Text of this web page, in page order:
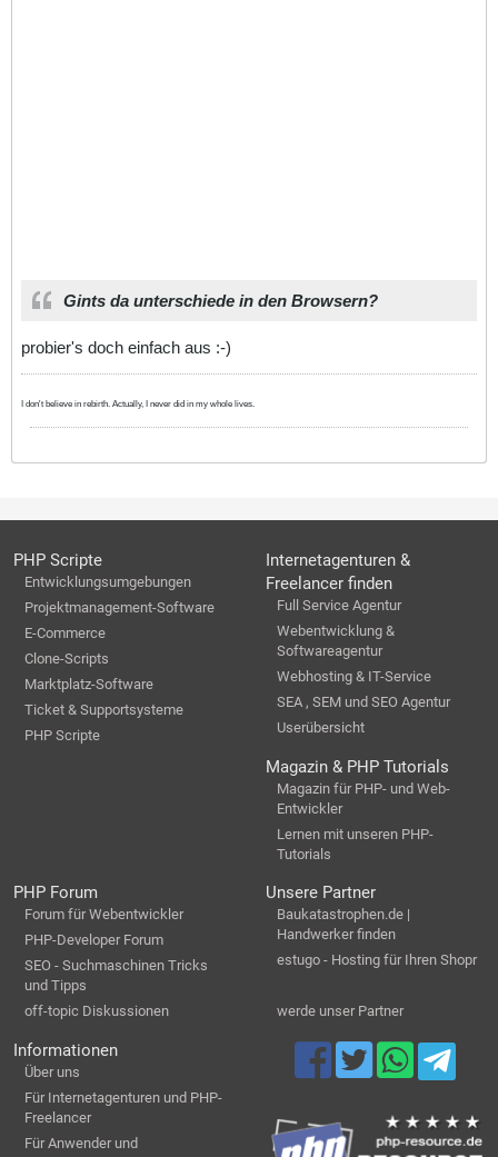
Gints da unterschiede in den Browsern?
probier's doch einfach aus :-)
I don't believe in rebirth. Actually, I never did in my whole lives.
PHP Scripte
Entwicklungsumgebungen
Projektmanagement-Software
E-Commerce
Clone-Scripts
Marktplatz-Software
Ticket & Supportsysteme
PHP Scripte
Internetagenturen &
Freelancer finden
Full Service Agentur
Webentwicklung &
Softwareagentur
Webhosting & IT-Service
SEA , SEM und SEO Agentur
Userübersicht
Magazin & PHP Tutorials
Magazin für PHP- und Web-
Entwickler
Lernen mit unseren PHP-
Tutorials
PHP Forum
Forum für Webentwickler
PHP-Developer Forum
SEO - Suchmaschinen Tricks
und Tipps
off-topic Diskussionen
Unsere Partner
Baukatastrophen.de |
Handwerker finden
estugo - Hosting für Ihren Shopr
werde unser Partner
Informationen
Über uns
Für Internetagenturen und PHP-
Freelancer
Für Anwender und